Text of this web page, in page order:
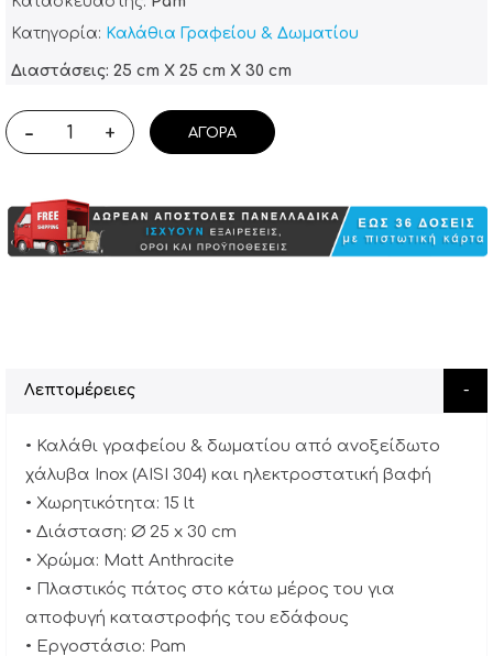
Κατηγορία: Καλάθια Γραφείου & Δωματίου
Διαστάσεις: 25 cm X 25 cm X 30 cm
- + ΑΓΟΡΆ
Λεπτομέρειες
• Καλάθι γραφείου & δωματίου από ανοξείδωτο
χάλυβα Inox (AISI 304) και ηλεκτροστατική βαφή
• Χωρητικότητα: 15 lt
• Διάσταση: Ø 25 x 30 cm
• Χρώμα: Matt Anthracite
• Πλαστικός πάτος στο κάτω μέρος του για
αποφυγή καταστροφής του εδάφους
• Εργοστάσιο: Pam